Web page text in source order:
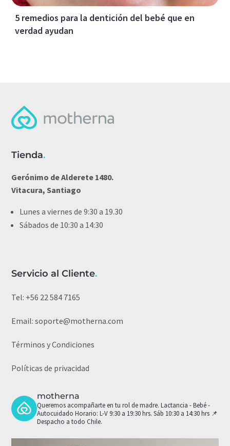
5 remedios para la dentición del bebé que en
verdad ayudan
Tienda.
Gerónimo de Alderete 1480.
Vitacura, Santiago
Lunes a viernes de 9:30 a 19.30
Sábados de 10:30 a 14:30
Servicio al Cliente.
Tel: +56 22 584 7165
Email:soporte@motherna.com
Términos y Condiciones
Políticas de privacidad
motherna
Queremos acompañarte en tu rol de madre. Lactancia - Bebé -
Autocuidado Horario: L-V 9:30 a 19:30 hrs. Sáb 10:30 a 14:30 hrs 📌
Despacho a todo Chile.